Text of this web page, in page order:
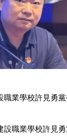
職業學校許見勇
職業學校許見勇